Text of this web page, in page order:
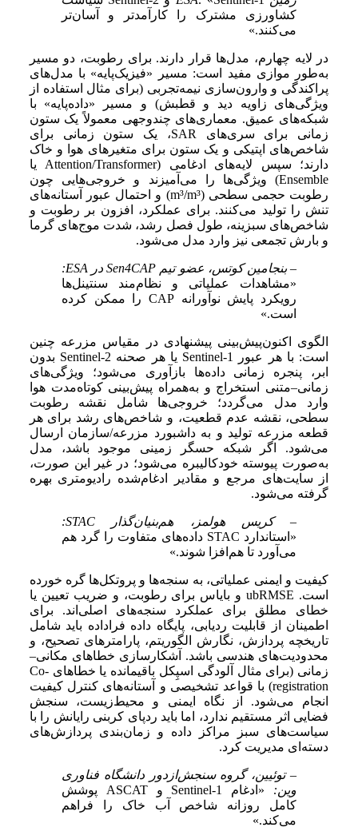
کشاورزی مشترک را کارآمدتر و آسان‌تر
می‌کنند.»
در لایه چهارم، مدل‌ها قرار دارند. برای رطوبت، دو مسیر
به‌طور موازی مفید است: مسیر «فیزیک‌پایه» با مدل‌های
پراکندگی و وارون‌سازی نیمه‌تجربی (برای مثال استفاده از
ویژگی‌های زاویه دید و قطبش) و مسیر «داده‌پایه» با
شبکه‌های عمیق. معماری‌های چندوجهی معمولاً یک ستون
زمانی برای سری‌های SAR، یک ستون زمانی برای
شاخص‌های اپتیکی و یک ستون برای متغیرهای هوا و خاک
دارند؛ سپس لایه‌های ادغامی (Attention/Transformer یا
Ensemble) ویژگی‌ها را می‌آمیزند و خروجی‌هایی چون
رطوبت حجمی سطحی (m³/m³) و احتمال عبور آستانه‌های
تنش را تولید می‌کنند. برای عملکرد، افزون بر رطوبت و
شاخص‌های سبزینه، طول فصل رشد، شدت موج‌های گرما
و بارش تجمعی نیز وارد مدل می‌شود.
– بنجامین کوتس، عضو تیم Sen4CAP در ESA:
«مشاهدات عملیاتی و نظام‌مند سنتینل‌ها
رویکرد پایش نوآورانه CAP را ممکن کرده
است.»
الگوی اکنون‌پیش‌بینی پیشنهادی در مقیاس مزرعه چنین
است: با هر عبور Sentinel-1 یا هر صحنه Sentinel-2 بدون
ابر، پنجره زمانی داده‌ها بازآوری می‌شود؛ ویژگی‌های
زمانی–متنی استخراج و به‌همراه پیش‌بینی کوتاه‌مدت هوا
وارد مدل می‌گردد؛ خروجی‌ها شامل نقشه رطوبت
سطحی، نقشه عدم قطعیت، و شاخص‌های رشد برای هر
قطعه مزرعه تولید و به داشبورد مزرعه/سازمان ارسال
می‌شود. اگر شبکه حسگر زمینی موجود باشد، مدل
به‌صورت پیوسته خودکالیبره می‌شود؛ در غیر این صورت،
از سایت‌های مرجع و مقادیر ادغام‌شده رادیومتری بهره
گرفته می‌شود.
– کریس هولمز، هم‌بنیان‌گذار STAC:
«استاندارد STAC داده‌های متفاوت را گرد هم
می‌آورد تا هم‌افزا شوند.»
کیفیت و ایمنی عملیاتی، به سنجه‌ها و پروتکل‌ها گره خورده
است. ubRMSE و بایاس برای رطوبت، و ضریب تعیین یا
خطای مطلق برای عملکرد سنجه‌های اصلی‌اند. برای
اطمینان از قابلیت ردیابی، پایگاه داده فراداده باید شامل
تاریخچه پردازش، نگارش الگوریتم، پارامترهای تصحیح، و
محدودیت‌های هندسی باشد. آشکارسازی خطاهای مکانی–
زمانی (برای مثال آلودگی اسپِکل باقیمانده یا خطاهای Co-
registration) با قواعد تشخیصی و آستانه‌های کنترل کیفیت
انجام می‌شود. از نگاه ایمنی و محیط‌زیست، سنجش
فضایی اثر مستقیم ندارد، اما باید ردپای کربنی رایانش را با
سیاست‌های سبز مراکز داده و زمان‌بندی پردازش‌های
دسته‌ای مدیریت کرد.
– توئیین، گروه سنجش‌ازدور دانشگاه فناوری
وین:
«ادغام Sentinel-1 و ASCAT پوشش
کامل روزانه شاخص آب خاک را فراهم
می‌کند.»